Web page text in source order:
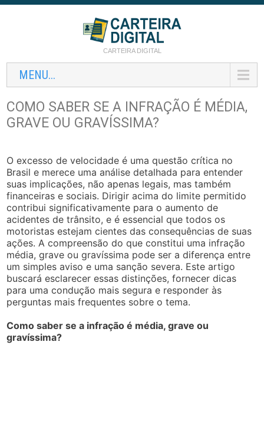
CARTEIRA DIGITAL
MENU...
COMO SABER SE A INFRAÇÃO É MÉDIA,
GRAVE OU GRAVÍSSIMA?
O excesso de velocidade é uma questão crítica no
Brasil e merece uma análise detalhada para entender
suas implicações, não apenas legais, mas também
financeiras e sociais. Dirigir acima do limite permitido
contribui significativamente para o aumento de
acidentes de trânsito, e é essencial que todos os
motoristas estejam cientes das consequências de suas
ações. A compreensão do que constitui uma infração
média, grave ou gravíssima pode ser a diferença entre
um simples aviso e uma sanção severa. Este artigo
buscará esclarecer essas distinções, fornecer dicas
para uma condução mais segura e responder às
perguntas mais frequentes sobre o tema.
Como saber se a infração é média, grave ou
gravíssima?